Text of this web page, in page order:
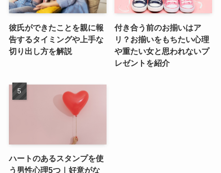
彼氏ができたことを親に報
告するタイミングや上手な
切り出し方を解説
付き合う前のお揃いはア
リ？お揃いをもちたい心理
や重たい女と思われないプ
レゼントを紹介
ハートのあるスタンプを使
う男性心理5つ｜好意がな